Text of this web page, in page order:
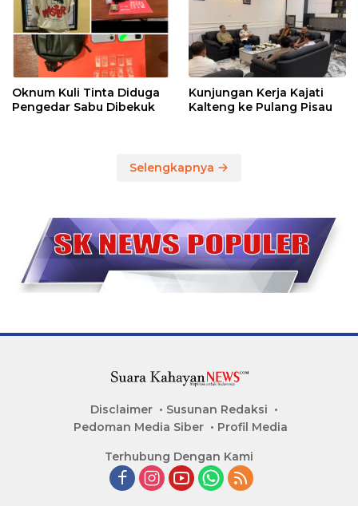
Oknum Kuli Tinta Diduga
Pengedar Sabu Dibekuk
Kunjungan Kerja Kajati
Kalteng ke Pulang Pisau
Selengkapnya
Disclaimer
Susunan Redaksi
Pedoman Media Siber
Profil Media
Terhubung Dengan Kami